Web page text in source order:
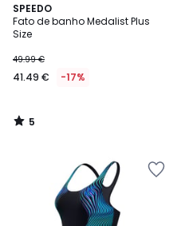
SPEEDO
Fato de banho Medalist Plus
Size
49.99 €
41.49 € -17%
5
/
5
5
/